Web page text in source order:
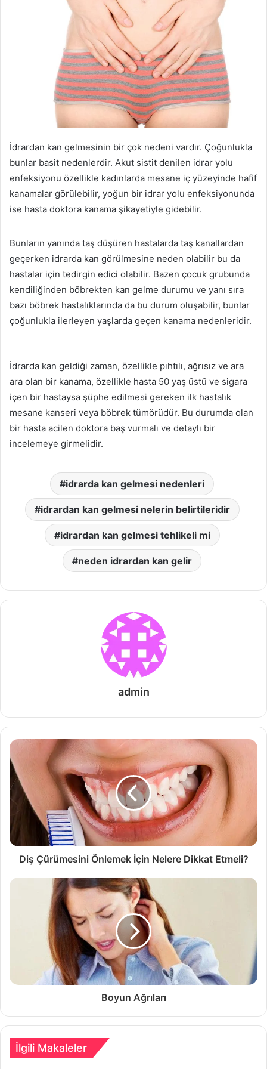
İdrardan kan gelmesinin bir çok nedeni vardır. Çoğunlukla
bunlar basit nedenlerdir. Akut sistit denilen idrar yolu
enfeksiyonu özellikle kadınlarda mesane iç yüzeyinde hafif
kanamalar görülebilir, yoğun bir idrar yolu enfeksiyonunda
ise hasta doktora kanama şikayetiyle gidebilir.
Bunların yanında taş düşüren hastalarda taş kanallardan
geçerken idrarda kan görülmesine neden olabilir bu da
hastalar için tedirgin edici olabilir. Bazen çocuk grubunda
kendiliğinden böbrekten kan gelme durumu ve yanı sıra
bazı böbrek hastalıklarında da bu durum oluşabilir, bunlar
çoğunlukla ilerleyen yaşlarda geçen kanama nedenleridir.
İdrarda kan geldiği zaman, özellikle pıhtılı, ağrısız ve ara
ara olan bir kanama, özellikle hasta 50 yaş üstü ve sigara
içen bir hastaysa şüphe edilmesi gereken ilk hastalık
mesane kanseri veya böbrek tümörüdür. Bu durumda olan
bir hasta acilen doktora baş vurmalı ve detaylı bir
incelemeye girmelidir.
idrarda kan gelmesi nedenleri
idrardan kan gelmesi nelerin belirtileridir
idrardan kan gelmesi tehlikeli mi
neden idrardan kan gelir
admin
Diş Çürümesini Önlemek İçin Nelere Dikkat Etmeli?
Boyun Ağrıları
İlgili Makaleler